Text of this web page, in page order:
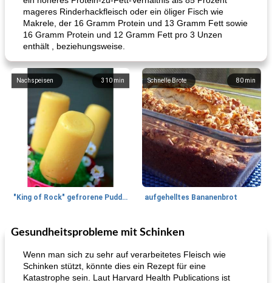
mageres Rinderhackfleisch oder ein öliger Fisch wie
Makrele, der 16 Gramm Protein und 13 Gramm Fett sowie
16 Gramm Protein und 12 Gramm Fett pro 3 Unzen
enthält , beziehungsweise.
310 min
Nachspeisen
"King of Rock" gefrorene Pudding Pops
80 min
Schnelle Brote
aufgehelltes Bananenbrot
27min
Mittagessen / Snacks Potluck Desserts
Gesundheitsprobleme mit Schinken
Wenn man sich zu sehr auf verarbeitetes Fleisch wie
Schinken stützt, könnte dies ein Rezept für eine
Katastrophe sein. Laut Harvard Health Publications ist